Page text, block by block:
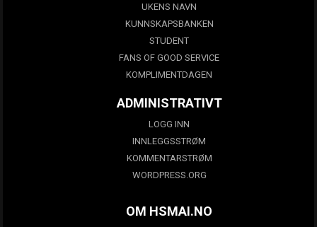
UKENS NAVN
KUNNSKAPSBANKEN
STUDENT
FANS OF GOOD SERVICE
KOMPLIMENTDAGEN
ADMINISTRATIVT
LOGG INN
INNLEGGSSTRØM
KOMMENTARSTRØM
WORDPRESS.ORG
OM HSMAI.NO